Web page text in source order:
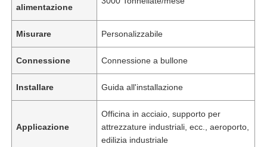
alimentazione
Misurare Personalizzabile
Connessione Connessione a bullone
Installare Guida all'installazione
Applicazione
Officina in acciaio, supporto per
attrezzature industriali, ecc., aeroporto,
edilizia industriale